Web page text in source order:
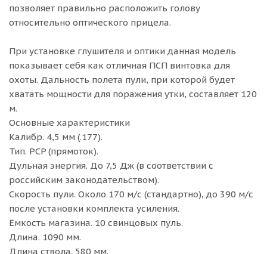
позволяет правильно расположить голову
относительно оптического прицела.
При установке глушителя и оптики данная модель
показывает себя как отличная ПСП винтовка для
охоты. Дальность полета пули, при которой будет
хватать мощности для поражения утки, составляет 120
м.
Основные характеристики
Калибр. 4,5 мм (.177).
Тип. PCP (прямоток).
Дульная энергия. До 7,5 Дж (в соответствии с
российским законодательством).
Скорость пули. Около 170 м/с (стандартно), до 390 м/с
после установки комплекта усиления.
Ёмкость магазина. 10 свинцовых пуль.
Длина. 1090 мм.
Длина ствола. 580 мм.